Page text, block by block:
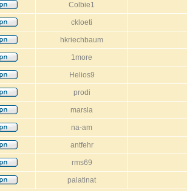
Colbie1
ckloeti
hkriechbaum
1more
Helios9
prodi
marsla
na-am
antfehr
rms69
palatinat